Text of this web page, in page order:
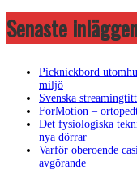
Senaste
Picknickbord
miljö
Svenska
ForMotion –
Det fysiologiska
nya dörrar
Varför oberoende
avgörande